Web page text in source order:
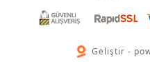
Geliştir -